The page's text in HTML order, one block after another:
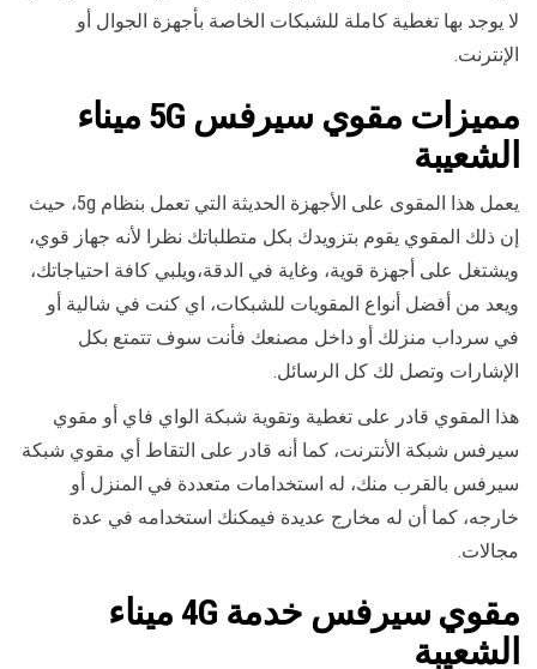
لا يوجد بها تغطية كاملة للشبكات الخاصة بأجهزة الجوال أو
الإنترنت.
مميزات مقوي سيرفس 5G
ميناء
الشعيبة
يعمل هذا المقوى على الأجهزة الحديثة التي تعمل بنظام 5g، حيث
إن ذلك المقوي يقوم بتزويدك بكل متطلباتك نظرا لأنه جهاز قوي،
ويشتغل على أجهزة قوية، وغاية في الدقة،ويلبي كافة احتياجاتك،
ويعد من أفضل أنواع المقويات للشبكات، اي كنت في شالية أو
في سرداب منزلك أو داخل مصنعك فأنت سوف تتمتع بكل
الإشارات وتصل لك كل الرسائل.
هذا المقوي قادر على تغطية وتقوية شبكة الواي فاي أو مقوي
سيرفس شبكة الأنترنت، كما أنه قادر على التقاط أي مقوي شبكة
سيرفس بالقرب منك، له استخدامات متعددة في المنزل أو
خارجه، كما أن له مخارج عديدة فيمكنك استخدامه في عدة
مجالات.
مقوي سيرفس خدمة 4G
ميناء
الشعيبة